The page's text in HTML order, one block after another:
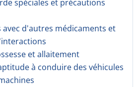
spéciales et précautions
avec d'autres médicaments et
et allaitement
à conduire des véhicules